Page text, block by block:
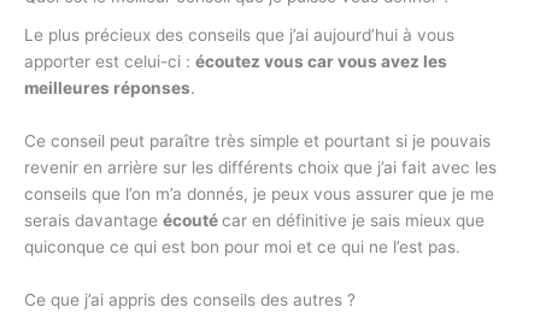
Le plus précieux des conseils que j’ai aujourd’hui à vous
apporter est celui-ci : écoutez vous car vous avez les
meilleures réponses.
Ce conseil peut paraître très simple et pourtant si je pouvais
revenir en arrière sur les différents choix que j’ai fait avec les
conseils que l’on m’a donnés, je peux vous assurer que je me
serais davantage écoutécar en définitive je sais mieux que
quiconque ce qui est bon pour moi et ce qui ne l’est pas.
Ce que j’ai appris des conseils des autres ?